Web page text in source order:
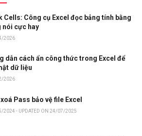
Cells: Công cụ Excel đọc bảng tính bằng
nói cực hay
2026
dẫn cách ẩn công thức trong Excel để
dữ liệu
2026
Pass bảo vệ file Excel
2024 - UPDATED ON 24/07/2025